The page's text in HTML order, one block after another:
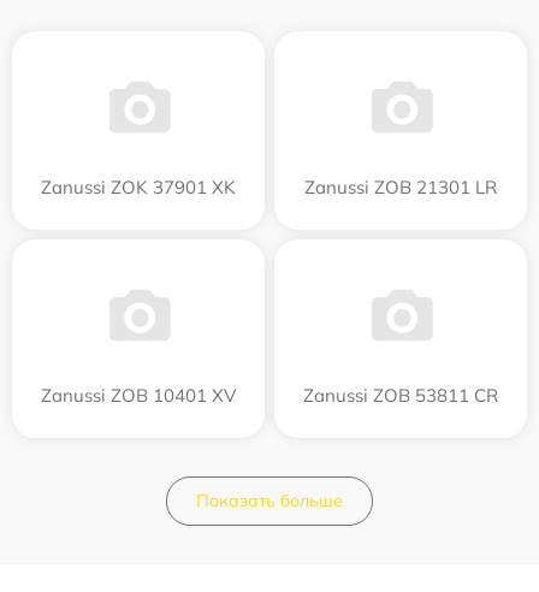
Zanussi ZOK 37901 XK Zanussi ZOB 21301 LR
Zanussi ZOB 10401 XV Zanussi ZOB 53811 CR
Показать больше